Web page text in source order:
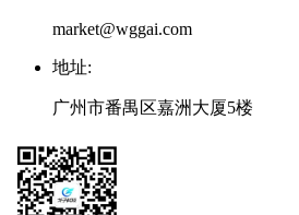
market@wggai.com
地址:
广州市番禺区嘉洲大厦5楼